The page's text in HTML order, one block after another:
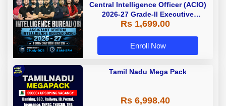
Central Intelligence Officer (ACIO)
2026-27 Grade-II Executive
Foundation Batch with Test Series
Adda 247
Rs 1,699.00
Enroll Now
Tamil Nadu Mega Pack
Rs 6,998.40